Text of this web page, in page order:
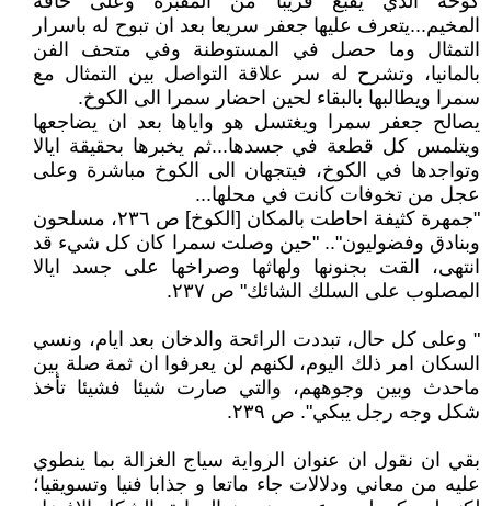
المخيم...يتعرف عليها جعفر سريعا بعد ان تبوح له باسرار
التمثال وما حصل في المستوطنة وفي متحف الفن
بالمانيا، وتشرح له سر علاقة التواصل بين التمثال مع
سمرا ويطالبها بالبقاء لحين احضار سمرا الى الكوخ.
يصالح جعفر سمرا ويغتسل هو واياها بعد ان يضاجعها
ويتلمس كل قطعة في جسدها...ثم يخبرها بحقيقة ايالا
وتواجدها في الكوخ، فيتجهان الى الكوخ مباشرة وعلى
عجل من تخوفات كانت في محلها...
"جمهرة كثيفة احاطت بالمكان [الكوخ] ص ٢٣٦، مسلحون
وبنادق وفضوليون".. "حين وصلت سمرا كان كل شيء قد
انتهى، القت بجنونها ولهاثها وصراخها على جسد ايالا
المصلوب على السلك الشائك" ص ٢٣٧.
" وعلى كل حال، تبددت الرائحة والدخان بعد ايام، ونسي
السكان امر ذلك اليوم، لكنهم لن يعرفوا ان ثمة صلة بين
ماحدث وبين وجوههم، والتي صارت شيئا فشيئا تأخذ
شكل وجه رجل يبكي". ص ٢٣٩.
بقي ان نقول ان عنوان الرواية سياج الغزالة بما ينطوي
عليه من معاني ودلالات جاء ماتعا و جذابا فنيا وتسويقيا؛